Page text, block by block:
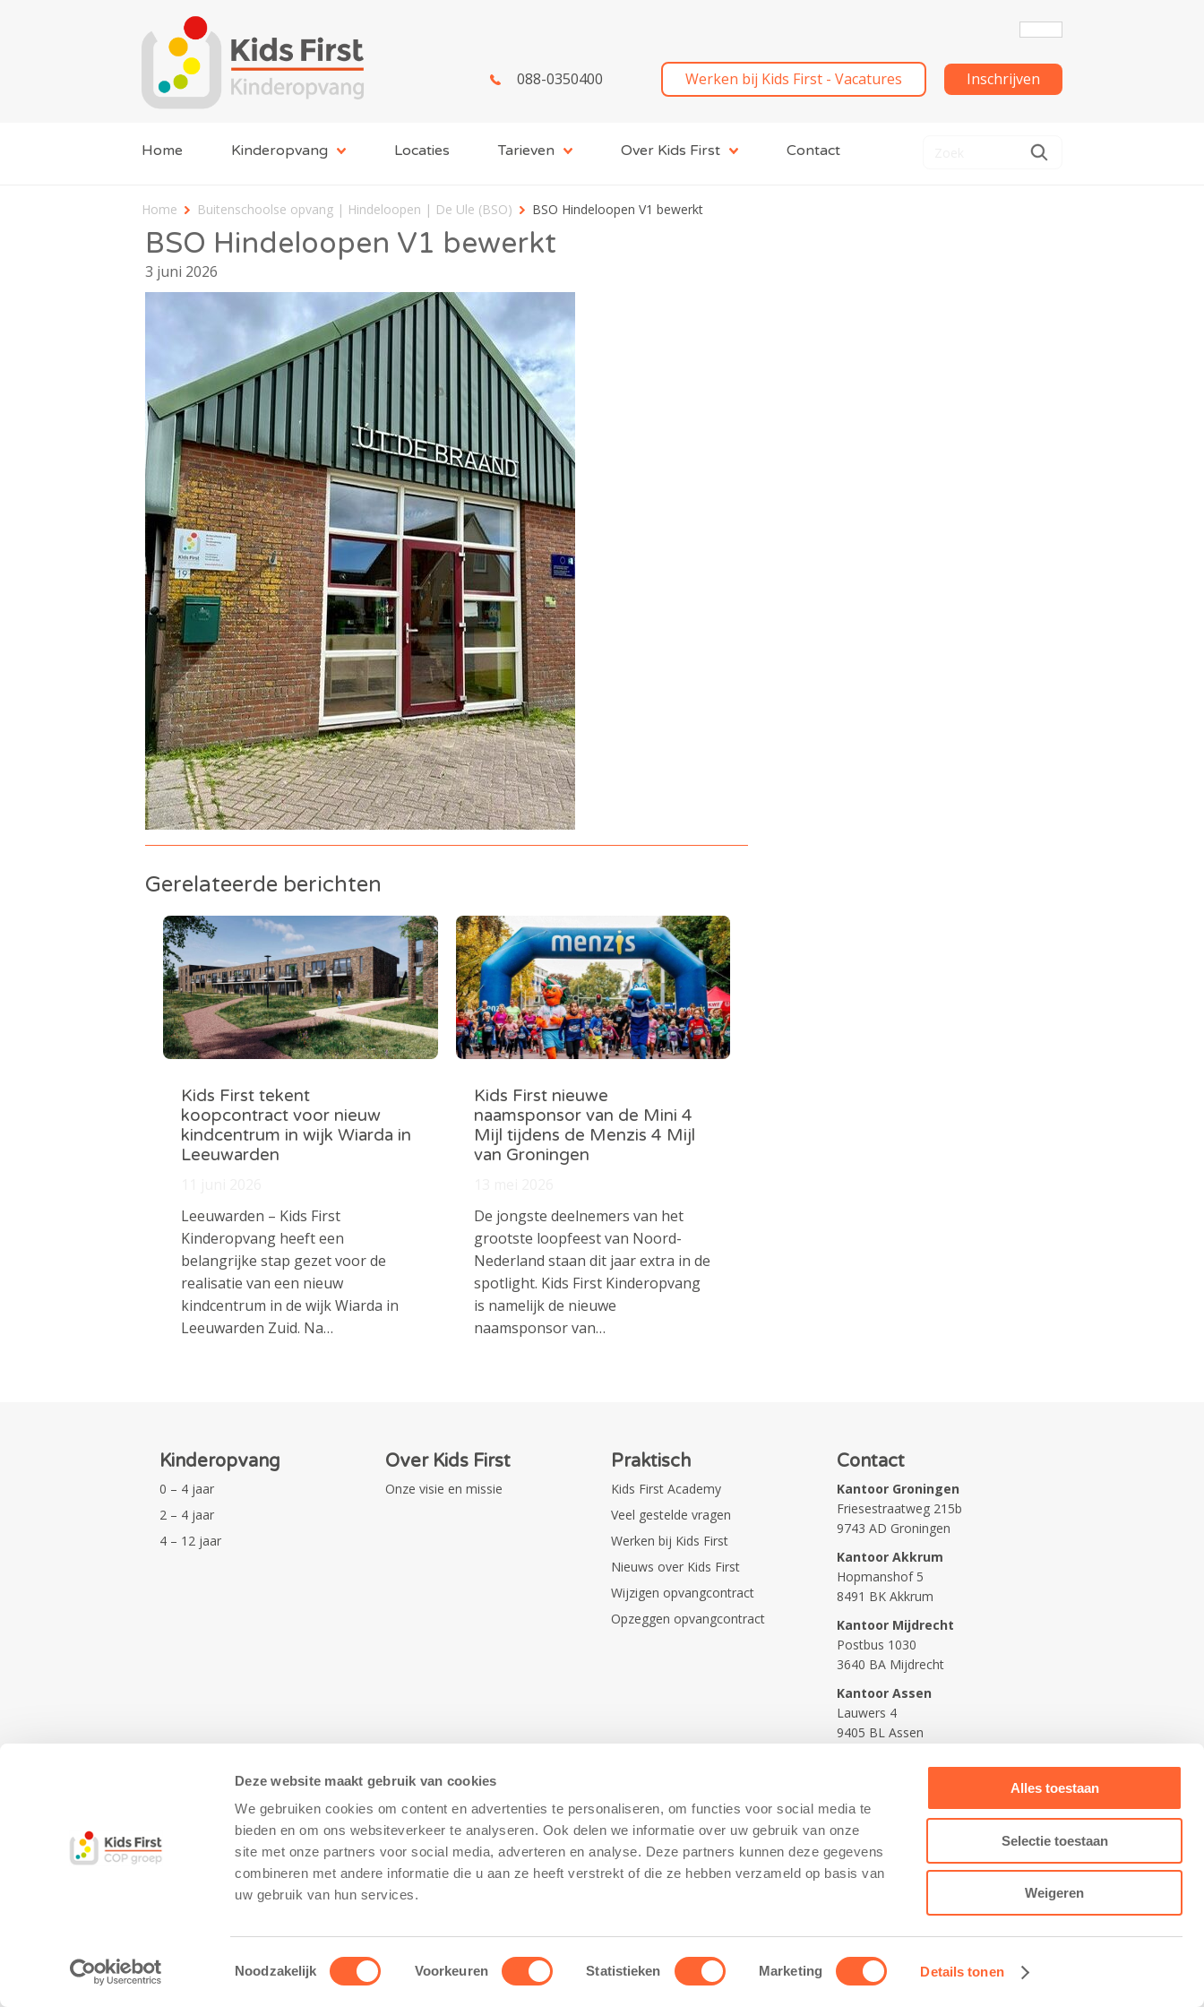
Deze website maakt gebruik van cookies
We gebruiken cookies om content en advertenties te personaliseren, om functies voor social media te
bieden en om ons websiteverkeer te analyseren. Ook delen we informatie over uw gebruik van onze
site met onze partners voor social media, adverteren en analyse. Deze partners kunnen deze gegevens
combineren met andere informatie die u aan ze heeft verstrekt of die ze hebben verzameld op basis van
uw gebruik van hun services.
Toestemmingsselectie
Noodzakelijk Voorkeuren Statistieken Marketing Details tonen
Alles toestaan
Selectie toestaan
Weigeren
088-0350400 Werken bij Kids First - Vacatures Inschrijven
Home Kinderopvang Locaties Tarieven Over Kids First Contact
Home Buitenschoolse opvang | Hindeloopen | De Ule (BSO) BSO Hindeloopen V1 bewerkt
BSO Hindeloopen V1 bewerkt
3 juni 2026
Gerelateerde berichten
Kids First tekent
koopcontract voor nieuw
kindcentrum in wijk Wiarda in
Leeuwarden
Leeuwarden – Kids First
Kinderopvang heeft een
belangrijke stap gezet voor de
realisatie van een nieuw
kindcentrum in de wijk Wiarda in
Leeuwarden Zuid. Na…
Kids First nieuwe
naamsponsor van de Mini 4
Mijl tijdens de Menzis 4 Mijl
van Groningen
De jongste deelnemers van het
grootste loopfeest van Noord-
Nederland staan dit jaar extra in de
spotlight. Kids First Kinderopvang
is namelijk de nieuwe
naamsponsor van…
Kinderopvang
0 – 4 jaar
2 – 4 jaar
4 – 12 jaar
Over Kids First
Onze visie en missie
Praktisch
Kids First Academy
Veel gestelde vragen
Werken bij Kids First
Nieuws over Kids First
Wijzigen opvangcontract
Opzeggen opvangcontract
Contact
Kantoor Groningen
Friesestraatweg 215b
9743 AD Groningen
Kantoor Akkrum
Hopmanshof 5
8491 BK Akkrum
Kantoor Mijdrecht
Postbus 1030
3640 BA Mijdrecht
Kantoor Assen
Lauwers 4
9405 BL Assen
© Copyright - Kidsfirst Privacy Policy –Disclaimer– Cookiebeleid
Contact opnemen